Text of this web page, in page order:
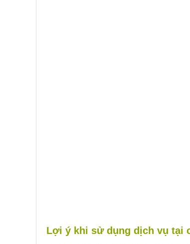
Lợi ý khi sử dụng dịch vụ tại